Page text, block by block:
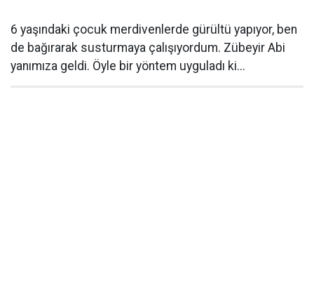
6 yaşındaki çocuk merdivenlerde gürültü yapıyor, ben
de bağırarak susturmaya çalışıyordum. Zübeyir Abi
yanımıza geldi. Öyle bir yöntem uyguladı ki...